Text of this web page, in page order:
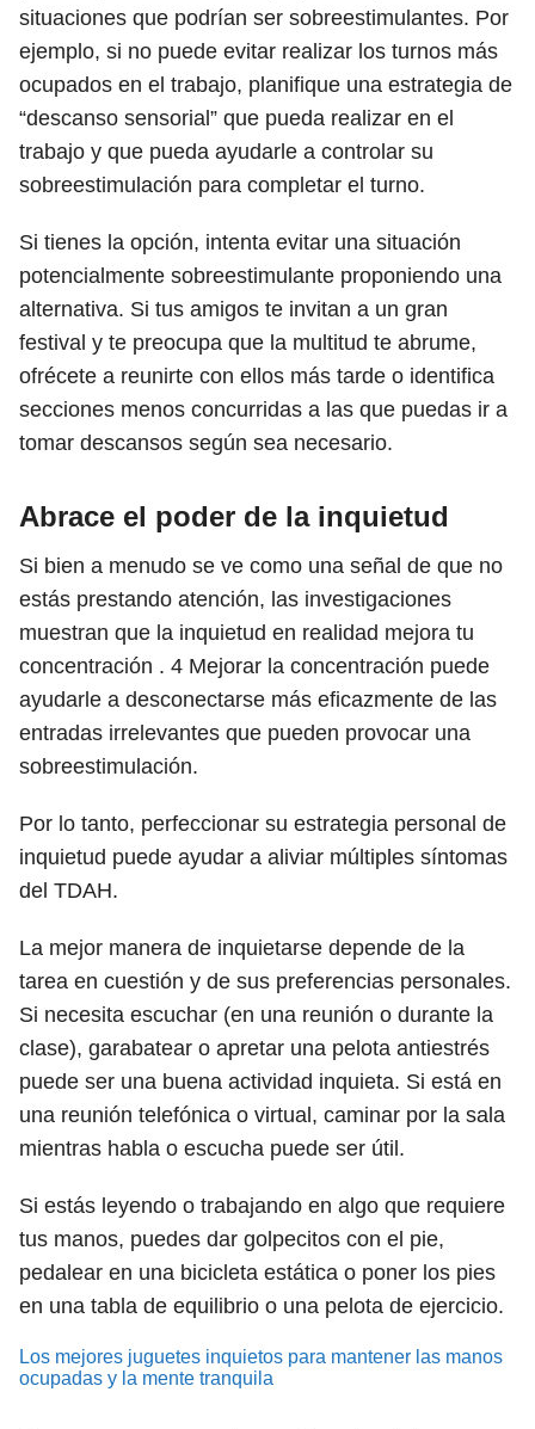
situaciones que podrían ser sobreestimulantes. Por
ejemplo, si no puede evitar realizar los turnos más
ocupados en el trabajo, planifique una estrategia de
“descanso sensorial” que pueda realizar en el
trabajo y que pueda ayudarle a controlar su
sobreestimulación para completar el turno.
Si tienes la opción, intenta evitar una situación
potencialmente sobreestimulante proponiendo una
alternativa. Si tus amigos te invitan a un gran
festival y te preocupa que la multitud te abrume,
ofrécete a reunirte con ellos más tarde o identifica
secciones menos concurridas a las que puedas ir a
tomar descansos según sea necesario.
Abrace el poder de la inquietud
Si bien a menudo se ve como una señal de que no
estás prestando atención, las investigaciones
muestran que la inquietud en realidad mejora tu
concentración . 4 Mejorar la concentración puede
ayudarle a desconectarse más eficazmente de las
entradas irrelevantes que pueden provocar una
sobreestimulación.
Por lo tanto, perfeccionar su estrategia personal de
inquietud puede ayudar a aliviar múltiples síntomas
del TDAH.
La mejor manera de inquietarse depende de la
tarea en cuestión y de sus preferencias personales.
Si necesita escuchar (en una reunión o durante la
clase), garabatear o apretar una pelota antiestrés
puede ser una buena actividad inquieta. Si está en
una reunión telefónica o virtual, caminar por la sala
mientras habla o escucha puede ser útil.
Si estás leyendo o trabajando en algo que requiere
tus manos, puedes dar golpecitos con el pie,
pedalear en una bicicleta estática o poner los pies
en una tabla de equilibrio o una pelota de ejercicio.
Los mejores juguetes inquietos para mantener las manos
ocupadas y la mente tranquila